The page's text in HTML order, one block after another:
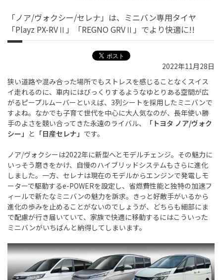
「ノア/ヴォクシー/セレナ」は、ミニバン専用タイヤ
「Playz PX-RVⅡ」「REGNO GRVⅡ」でより快適に!!
2022年11月28日
狭い道路や混み合った場所でもストレスを感じることなくスイス
イ走れるのに、車内にはびっくりするようなゆとりある空間が広
がるピープルムーバーといえば、3列シートを採用したミニバンで
すよね。なかでも子育て世代を中心に大人気なのが、長年使い勝
手のよさを競い合ってきた永遠のライバル、
「トヨタ ノア/ヴォク
シー」 と 「日産セレナ」 です。
ノア/ヴォクシーは2022年に新型へとモデルチェンジ。その魅力に
いっそう磨きをかけ、自慢のハイブリッドシステムもさらに進化
しました。一方、セレナは現在のモデルからエンジンで発電しモ
ーターで駆動するe-POWERを設定し、省燃費性能と独特の加速フ
ィールで新たなミニバンの魅力を訴求。きっと好敵手がいるから
進化の歩みを止めることがないのでしょうが、どちらも細部にま
で配慮が行き届いていて、家族で快適に移動するにはこういった
ミニバンがいちばんと納得してしまいます。